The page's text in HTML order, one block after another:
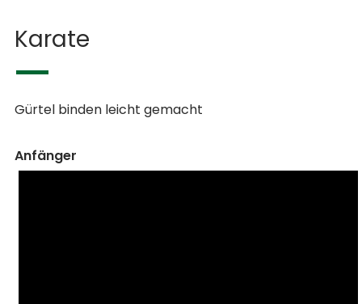
Karate
Gürtel binden leicht gemacht
Anfänger